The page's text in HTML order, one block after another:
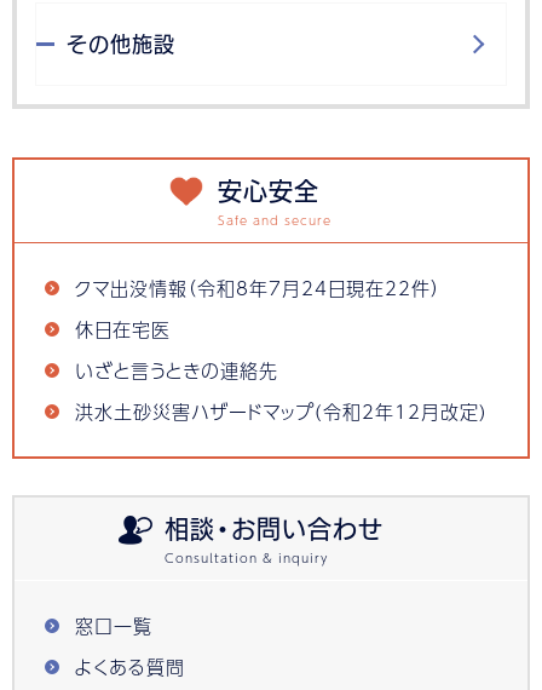
その他施設
安心安全
クマ出没情報（令和8年7月24日現在22件）
休日在宅医
いざと言うときの連絡先
洪水土砂災害ハザードマップ(令和2年12月改定)
相談・お問い合わせ
窓口一覧
よくある質問